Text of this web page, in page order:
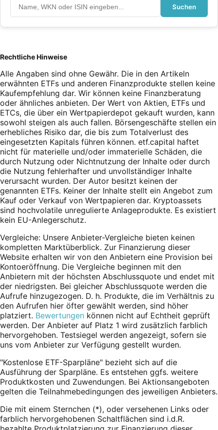
Suchen
Rechtliche Hinweise
Alle Angaben sind ohne Gewähr. Die in den Artikeln
erwähnten ETFs und anderen Finanzprodukte stellen keine
Kaufempfehlung dar. Wir können keine Finanzberatung
oder ähnliches anbieten. Der Wert von Aktien, ETFs und
ETCs, die über ein Wertpapierdepot gekauft wurden, kann
sowohl steigen als auch fallen. Börsengeschäfte stellen ein
erhebliches Risiko dar, die bis zum Totalverlust des
eingesetzten Kapitals führen können. etf.capital haftet
nicht für materielle und/oder immaterielle Schäden, die
durch Nutzung oder Nichtnutzung der Inhalte oder durch
die Nutzung fehlerhafter und unvollständiger Inhalte
verursacht wurden. Der Autor besitzt keinen der
genannten ETFs. Keiner der Inhalte stellt ein Angebot zum
Kauf oder Verkauf von Wertpapieren dar. Kryptoassets
sind hochvolatile unregulierte Anlageprodukte. Es existiert
kein EU-Anlegerschutz.
Vergleiche: Unsere Anbieter-Vergleiche bieten keinen
kompletten Marktüberblick. Zur Finanzierung dieser
Website erhalten wir von den Anbietern eine Provision bei
Kontoeröffnung. Die Vergleiche beginnen mit den
Anbietern mit der höchsten Abschlussquote und endet mit
der niedrigsten. Bei gleicher Abschlussquote werden die
Aufrufe hinzugezogen. D. h. Produkte, die im Verhältnis zu
den Aufrufen hier öfter gewählt werden, sind höher
platziert. Bewertungen können nicht auf Echtheit geprüft
werden. Der Anbieter auf Platz 1 wird zusätzlich farblich
hervorgehoben. Testsiegel werden angezeigt, sofern sie
uns vom Anbieter zur Verfügung gestellt wurden.
"Kostenlose ETF-Sparpläne" bezieht sich auf die
Ausführung der Sparpläne. Es entstehen ggfs. weitere
Produktkosten und Zuwendungen. Bei Aktionsangeboten
gelten die Teilnahmebedingungen des jeweiligen Anbieters.
Die mit einem Sternchen (*), oder versehenen Links oder
farblich hervorgehobenen Schaltflächen sind i.d.R.